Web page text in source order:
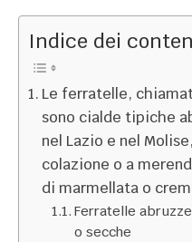
Indice dei
Le ferratelle,
sono cialde tipiche
nel Lazio e nel
colazione o a
di marmellata o
Ferratelle
o secche